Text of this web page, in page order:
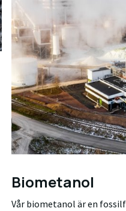
Biometanol
Vår biometanol är en